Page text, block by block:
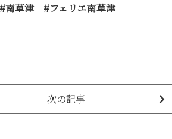
#南草津 #フェリエ南草津
次の記事